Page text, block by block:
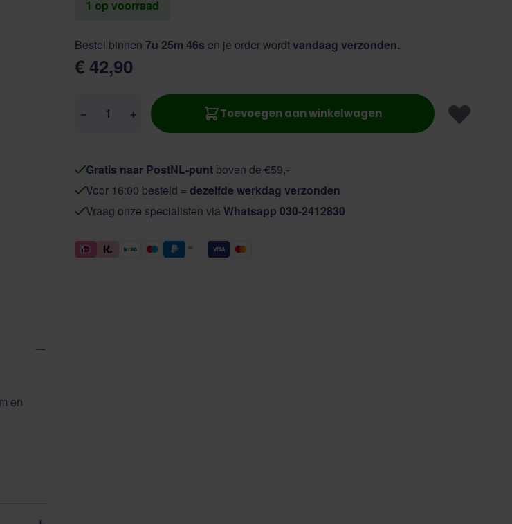
en
1 op voorraad
Bestel binnen 7u 25m 46s en je order wordtvandaag verzonden.
€ 42,90
− + Toevoegen aan winkelwagen
Gratis naar PostNL-punt boven de €59,-
Voor 16:00 besteld = dezelfde werkdag verzonden
Vraag onze specialisten via Whatsapp 030-2412830